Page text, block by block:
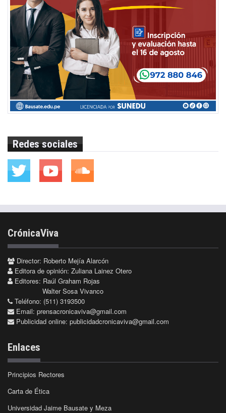
Redes sociales
CrónicaViva
Director: Roberto Mejía Alarcón
Editora de opinión: Zuliana Lainez Otero
Editores: Raúl Graham Rojas
Walter Sosa Vivanco
Teléfono: (511) 3193500
Email: prensacronicaviva@gmail.com
Publicidad online: publicidadcronicaviva@gmail.com
Enlaces
Principios Rectores
Carta de Ética
Universidad Jaime Bausate y Meza